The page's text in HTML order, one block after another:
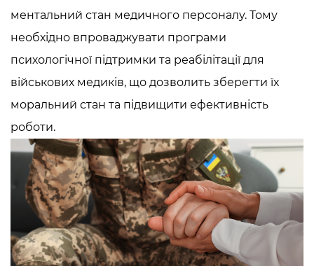
ментальний стан медичного персоналу. Тому
необхідно впроваджувати програми
психологічної підтримки та реабілітації для
військових медиків, що дозволить зберегти їх
моральний стан та підвищити ефективність
роботи.